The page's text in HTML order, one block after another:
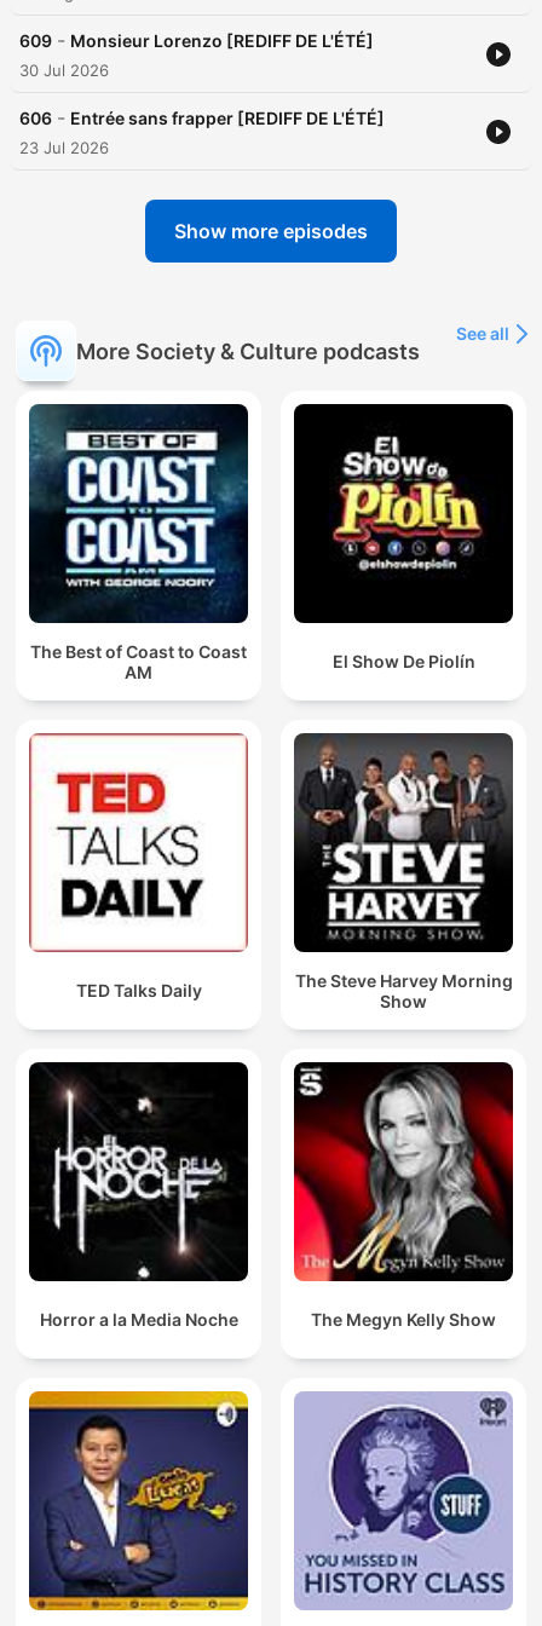
609 - Monsieur Lorenzo [REDIFF DE L'ÉTÉ]
30 Jul 2026
606 - Entrée sans frapper [REDIFF DE L'ÉTÉ]
23 Jul 2026
Show more episodes
More Society & Culture podcasts
See all
The Best of Coast to Coast
AM
El Show De Piolín
TED Talks Daily
The Steve Harvey Morning
Show
Horror a la Media Noche The Megyn Kelly Show